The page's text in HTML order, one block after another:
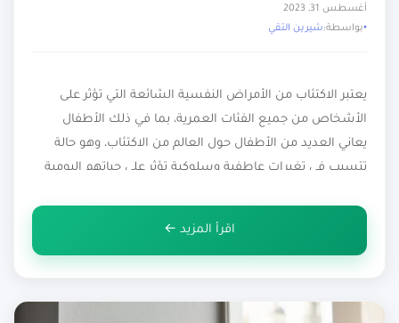
أغسطس 31, 2023
بواسطة:شيرين التقي
يعتبر الاكتئاب من الأمراض النفسية الشائعة التي تؤثر على
الأشخاص من جميع الفئات العمرية، بما في ذلك الأطفال
يعاني العديد من الأطفال حول العالم من الاكتئاب، وهو حالة
تتسبب في تغيرات عاطفية وسلوكية تؤثر على حياتهم اليومية
أكثر على الاكتئاب عند الأطفال وأهم أعراضه وأسبابه،
اقرأ المزيد ←